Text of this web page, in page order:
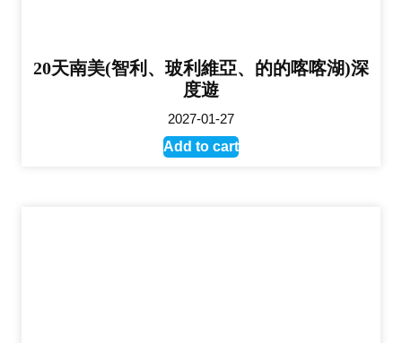
20天南美(智利、玻利維亞、的的喀喀湖)深
度遊
2027-01-27
Add to cart